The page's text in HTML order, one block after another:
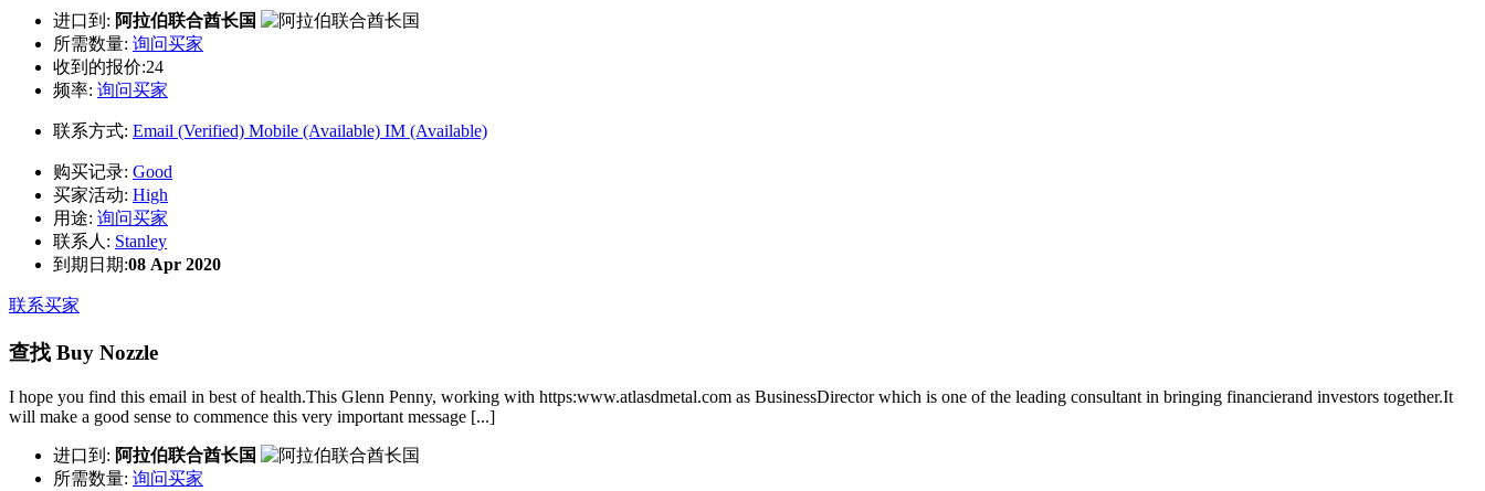
进口到: 阿拉伯联合酋长国
所需数量: 询问买家
收到的报价:24
频率: 询问买家
联系方式: Email (Verified) Mobile (Available) IM (Available)
购买记录: Good
买家活动: High
用途: 询问买家
联系人: Stanley
到期日期:08 Apr 2020
联系买家
查找 Buy Nozzle
I hope you find this email in best of health.This Glenn Penny, working with https:www.atlasdmetal.com as BusinessDirector which is one of the leading consultant in bringing financierand investors together.It
will make a good sense to commence this very important message [...]
进口到: 阿拉伯联合酋长国
所需数量: 询问买家